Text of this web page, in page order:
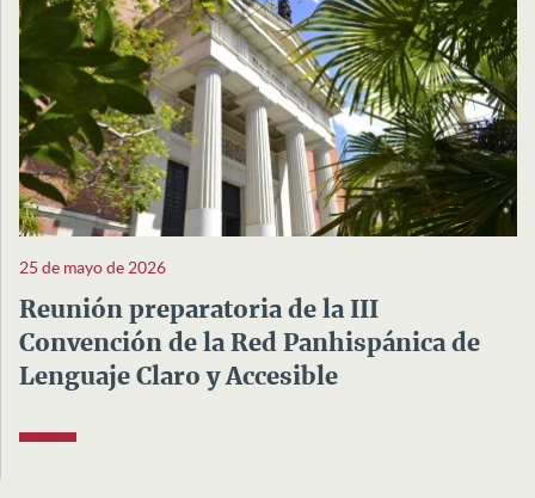
25 de mayo de 2026
Reunión preparatoria de la III
Convención de la Red Panhispánica de
Lenguaje Claro y Accesible